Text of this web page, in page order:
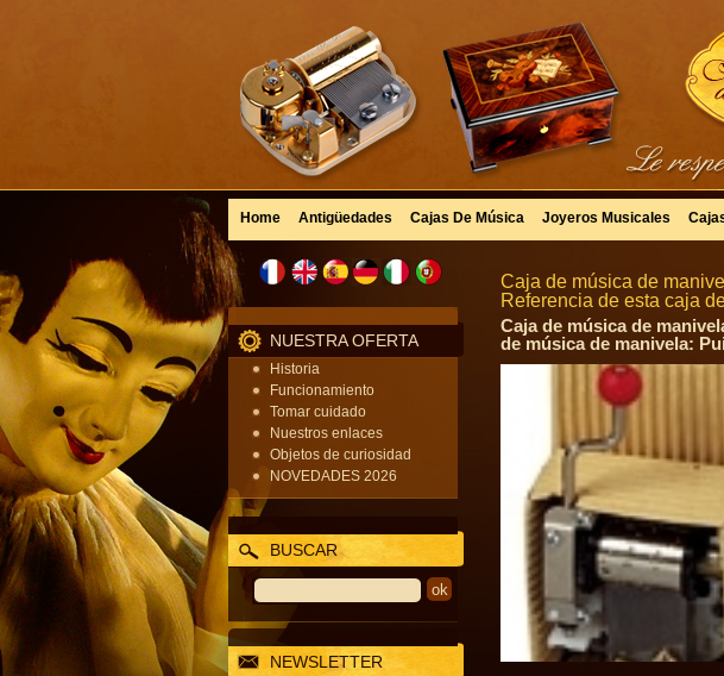
Home Antigüedades Cajas De Música Joyeros Musicales
NUESTRA OFERTA
Historia
Funcionamiento
Tomar cuidado
Nuestros enlaces
Objetos de curiosidad
NOVEDADES 2026
BUSCAR
NEWSLETTER
Caja de música de
Referencia de esta caja
Caja de música de
de música de manivela: